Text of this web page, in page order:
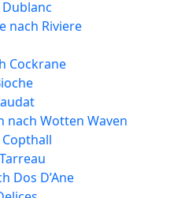
nach Riviere
Cockrane
nach Wotten Waven
Dos D’Ane